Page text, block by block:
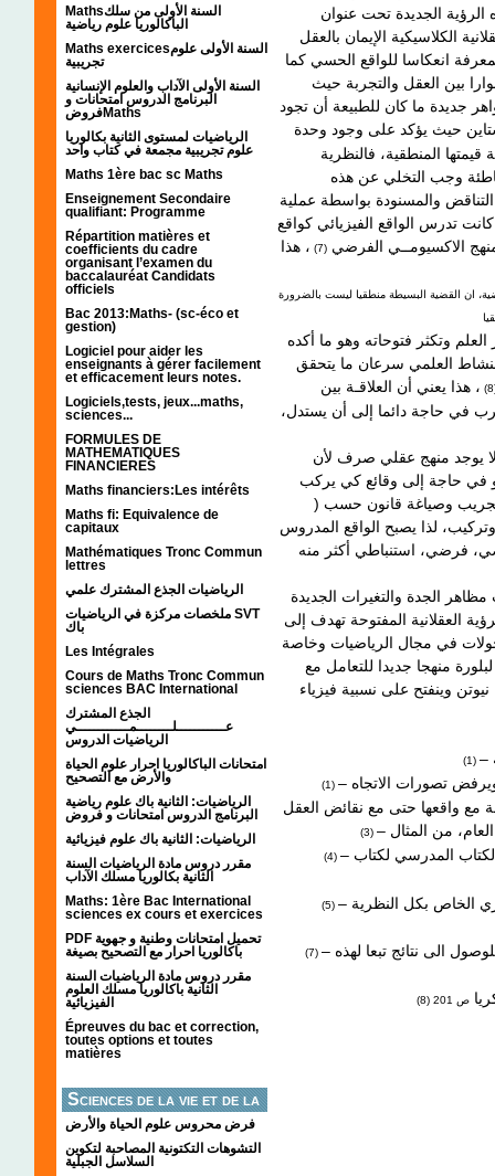
Mathsالسنة الأولى من سلك
الباكالوريا علوم رياضية
Maths exercicesالسنة الأولى علوم
تجريبية
السنة الأولى الآداب والعلوم الإنسانية
البرنامج الدروس امتحانات و
فروضMaths
الرياضيات لمستوى الثانية بكالوريا
علوم تجريبية مجمعة في كتاب واحد
Maths 1ère bac sc Maths
Enseignement Secondaire
qualifiant: Programme
Répartition matières et
coefficients du cadre
organisant l’examen du
baccalauréat Candidats
officiels
Bac 2013:Maths- (sc-éco et
gestion)
Logiciel pour aider les
enseignants à gérer facilement
et efficacement leurs notes.
Logiciels,tests, jeux...maths,
sciences...
FORMULES DE
MATHEMATIQUES
FINANCIERES
Maths financiers:Les intérêts
Maths fi: Equivalence de
capitaux
Mathématiques Tronc Commun
lettres
الرياضيات الجذع المشترك علمي
ملخصات مركزة في الرياضيات SVT
باك
Les Intégrales
Cours de Maths Tronc Commun
sciences BAC International
الجذع المشترك
عـــــــــــلــــــــمــــــــــــي
الرياضيات الدروس
امتحانات الباكالوريا احرار علوم الحياة
والأرض مع التصحيح
الرياضيات: الثانية باك علوم رياضية
البرنامج الدروس امتحانات و فروض
الرياضيات: الثانية باك علوم فيزيائية
مقرر دروس مادة الرياضيات السنة
الثانية بكالوريا مسلك الآداب
Maths: 1ère Bac International
sciences ex cours et exercices
PDF تحميل امتحانات وطنية و جهوية
باكالوريا احرار مع التصحيح بصيغة
مقرر دروس مادة الرياضيات السنة
الثانية باكالوريا مسلك العلوم
الفيزيائية
Épreuves du bac et correction,
toutes options et toutes
matières
Sciences de la vie et de la
terre
فرض محروس علوم الحياة والأرض
التشوهات التكتونیة المصاحبة لتكوین
السلاسل الجبلیة
الرؤية الجديدة تحت عنوان
الكلاسيكية الإيمان بالعقل
انعكاسا للواقع الحسي كما
بين العقل والتجربة حيث
جديدة ما كان للطبيعة أن تجود
حيث يؤكد على وجود وحدة
المنطقية، فالنظرية
وجب التخلي عن هذه
والمسنودة بواسطة عملية
تدرس الواقع الفيزيائي كواقع
الاكسيومــي الفرضي (7) ، هذا
ان القضية البسيطة منطقيا ليست بالضرورة
وتكثر فتوحاته وهو ما أكده
العلمي سرعان ما يتحقق
، هذا يعني أن العلاقـة بين
في حاجة دائما إلى أن يستدل،
يوجد منهج عقلي صرف لأن
في حاجة إلى وقائع كي يركب
وصياغة قانون حسب (
لذا يصبح الواقع المدروس
فرضي، استنباطي أكثر منه
الجدة والتغيرات الجديدة
العقلانية المفتوحة تهدف إلى
في مجال الرياضيات وخاصة
منهجا جديدا للتعامل مع
وينفتح على نسبية فيزياء
(1)
(1) – هو اتجاه عقلاني مفتوح يتجاوز تصلط عقلانية ديكارت ويرفض تصورات الاتجاه
مع واقعها حتى مع نقائض العقل
(3)
(4) – برونوسلاف مالينوفسكي، نظرية علمية في الثقافة ، الكتاب المدرسي لكتاب
(5)
(7) – هو المنهج الفرضي الاستنباطي لانتقال من فرضية ما للوصول الى نتائج تبعا لهذه
(8)